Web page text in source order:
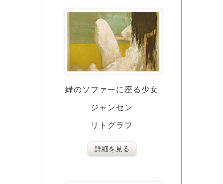
緑のソファーに座る少女
ジャンセン
リトグラフ
詳細を見る